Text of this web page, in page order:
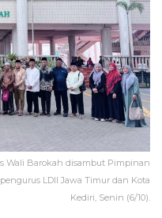
Wali Barokah disambut Pimpinan
LDII Jawa Timur dan Kota
Kediri, Senin (6/10).